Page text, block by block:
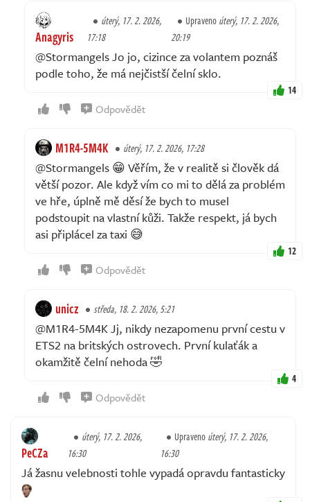
Anagyris
úterý, 17. 2. 2026,
17:18
Upravenoúterý, 17. 2. 2026,
20:19
@Stormangels Jo jo, cizince za volantem poznáš
podle toho, že má nejčistší čelní sklo.
14
Odpovědět
M1R4-5M4K úterý, 17. 2. 2026, 17:28
@Stormangels 😁 Věřím, že v realitě si člověk dá
větší pozor. Ale když vím co mi to dělá za problém
ve hře, úplně mě děsí že bych to musel
podstoupit na vlastní kůži. Takže respekt, já bych
asi připlácel za taxi 😅
12
Odpovědět
unicz středa, 18. 2. 2026, 5:21
@M1R4-5M4K Jj, nikdy nezapomenu první cestu v
ETS2 na britských ostrovech. První kulaťák a
okamžitě čelní nehoda 🤣
4
Odpovědět
PeCZa
úterý, 17. 2. 2026,
16:30
Upravenoúterý, 17. 2. 2026,
16:30
Já žasnu velebnosti tohle vypadá opravdu fantasticky